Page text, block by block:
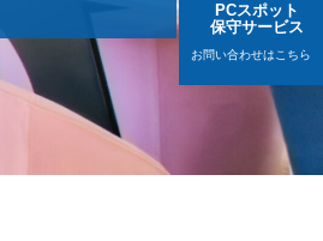
PCスポット
保守サービス
お問い合わせはこちら